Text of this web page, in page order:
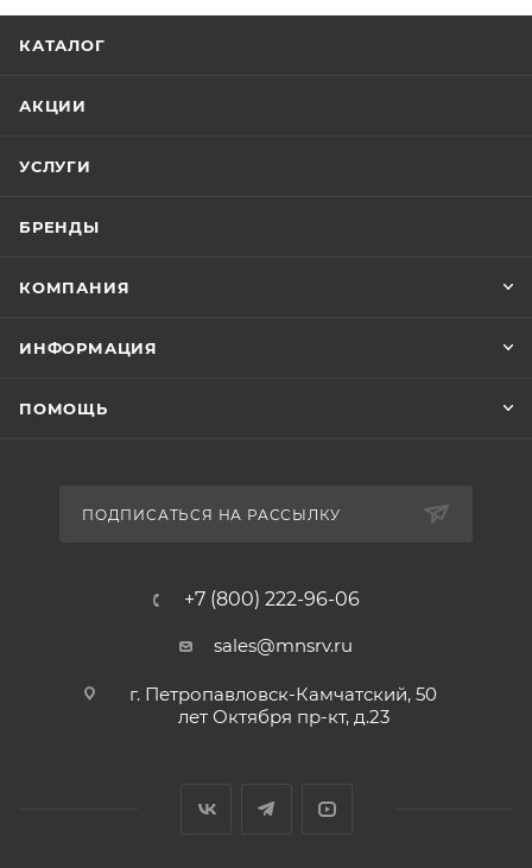
КАТАЛОГ
АКЦИИ
УСЛУГИ
БРЕНДЫ
КОМПАНИЯ
ИНФОРМАЦИЯ
ПОМОЩЬ
ПОДПИСАТЬСЯ НА РАССЫЛКУ
+7 (800) 222-96-06
sales@mnsrv.ru
г. Петропавловск-Камчатский, 50
лет Октября пр-кт, д.23